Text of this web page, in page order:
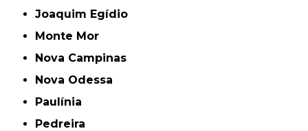
Joaquim Egídio
Monte Mor
Nova Campinas
Nova Odessa
Paulínia
Pedreira